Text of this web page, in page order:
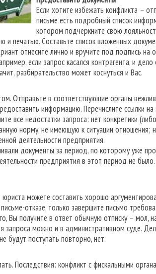
Если хотите избежать конфликта –
письме есть подробный список
котором подчеркните свою
и печатью. Составьте список вложенных
отнесите лично и вручите под подпись на
если запрос касался контрагента, и
разбирательство может коснуться и Вас.
Отправьте в соответствующие органы
информацию. Перечислите ссылки
все недостатки запроса: нет конкретики
норму, не имеющую к ситуации
деятельности предприятия.
документы за период, по которому уже
предприятия в этот период не
можете составить хорошо
отказе, только завершите письмо
Вы получите в ответ обычную отписку – мол,
запроса можно и в административном суде.
будут поступать повторно, нет.
Последствия: конфликт с фискальными